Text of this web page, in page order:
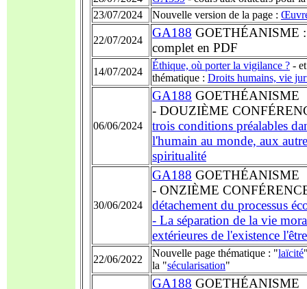
23/07/2024
Nouvelle version de la page :
22/07/2024
GA188 GOETHÉANISME
complet en PDF
14/07/2024
Éthique, où porter la vigilance ? -
thématique : Droits humains, vie
06/06/2024
GA188 GOETHÉANISME
- DOUZIÈME
trois conditions préalables
l'humain au monde, aux
spiritualité
30/06/2024
GA188 GOETHÉANISME
- ONZIÈME
détachement du processus
- La séparation de la vie
extérieures de l'existence
22/06/2022
Nouvelle page thématique : "laïcité
la "sécularisation"
GA188 GOETHÉANISME